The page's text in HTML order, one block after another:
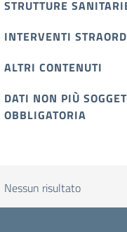
STRUTTURE
INTERVENTI
ALTRI CONTENUTI
DATI NON PIÙ
OBBLIGATORIA
Nessun risultato